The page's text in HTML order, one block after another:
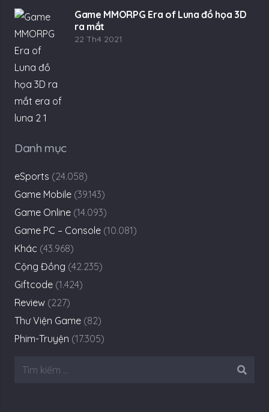
Game MMORPG Era of Luna đồ họa 3D
ra mắt
22 Th4 2021
Danh mục
eSports (24.058)
Game Mobile (39.143)
Game Online (14.093)
Game PC – Console (10.081)
Khác (43.968)
Cộng Đồng (42.235)
Giftcode (1.424)
Review (227)
Thư Viện Game (82)
Phim-Truyện (17.305)
Tìm